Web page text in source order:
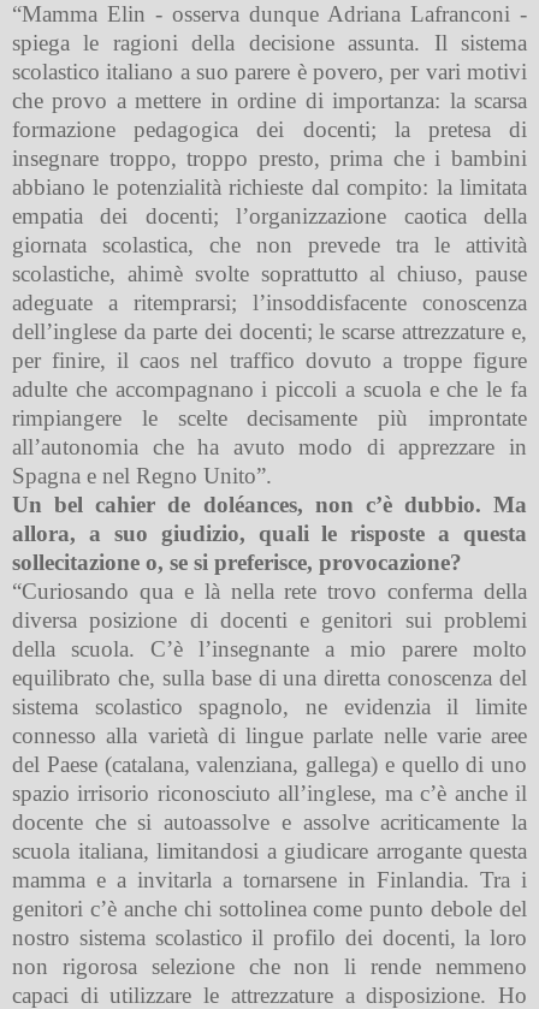
“Mamma Elin - osserva dunque Adriana Lafranconi -
spiega le ragioni della decisione assunta. Il sistema
scolastico italiano a suo parere è povero, per vari motivi
che provo a mettere in ordine di importanza: la scarsa
formazione pedagogica dei docenti; la pretesa di
insegnare troppo, troppo presto, prima che i bambini
abbiano le potenzialità richieste dal compito: la limitata
empatia dei docenti; l’organizzazione caotica della
giornata scolastica, che non prevede tra le attività
scolastiche, ahimè svolte soprattutto al chiuso, pause
adeguate a ritemprarsi; l’insoddisfacente conoscenza
dell’inglese da parte dei docenti; le scarse attrezzature e,
per finire, il caos nel traffico dovuto a troppe figure
adulte che accompagnano i piccoli a scuola e che le fa
rimpiangere le scelte decisamente più improntate
all’autonomia che ha avuto modo di apprezzare in
Spagna e nel Regno Unito”.
Un bel cahier de doléances, non c’è dubbio. Ma
allora, a suo giudizio, quali le risposte a questa
sollecitazione o, se si preferisce, provocazione?
“Curiosando qua e là nella rete trovo conferma della
diversa posizione di docenti e genitori sui problemi
della scuola. C’è l’insegnante a mio parere molto
equilibrato che, sulla base di una diretta conoscenza del
sistema scolastico spagnolo, ne evidenzia il limite
connesso alla varietà di lingue parlate nelle varie aree
del Paese (catalana, valenziana, gallega) e quello di uno
spazio irrisorio riconosciuto all’inglese, ma c’è anche il
docente che si autoassolve e assolve acriticamente la
scuola italiana, limitandosi a giudicare arrogante questa
mamma e a invitarla a tornarsene in Finlandia. Tra i
genitori c’è anche chi sottolinea come punto debole del
nostro sistema scolastico il profilo dei docenti, la loro
non rigorosa selezione che non li rende nemmeno
capaci di utilizzare le attrezzature a disposizione. Ho